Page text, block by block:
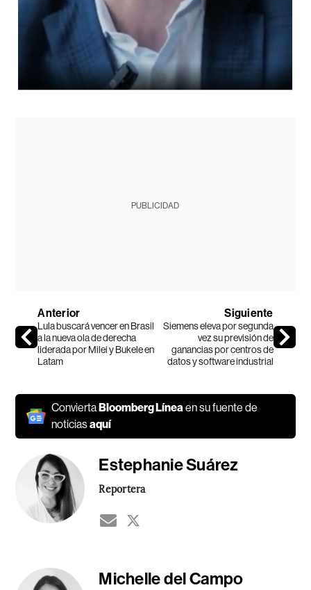
PUBLICIDAD
Anterior
Lula buscará vencer en Brasil
a la nueva ola de derecha
liderada por Milei y Bukele en
Latam
Siguiente
Siemens eleva por segunda
vez su previsión de
ganancias por centros de
datos y software industrial
ConviertaBloomberg Líneaen su fuente de
noticiasaquí
Estephanie Suárez
Reportera
Michelle del Campo